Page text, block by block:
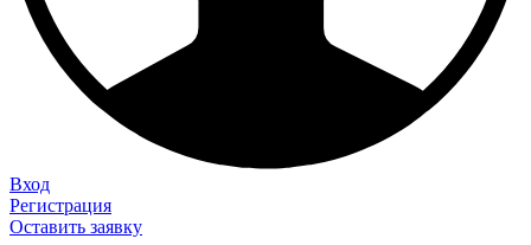
Вход
Регистрация
Оставить заявку